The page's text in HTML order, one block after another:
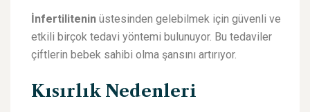
İnfertilitenin üstesinden gelebilmek için güvenli ve
etkili birçok tedavi yöntemi bulunuyor. Bu tedaviler
çiftlerin bebek sahibi olma şansını artırıyor.
Kısırlık Nedenleri